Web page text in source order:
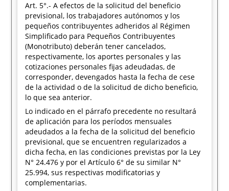
Art. 5°.- A efectos de la solicitud del beneficio
previsional, los trabajadores autónomos y los
pequeños contribuyentes adheridos al Régimen
Simplificado para Pequeños Contribuyentes
(Monotributo) deberán tener cancelados,
respectivamente, los aportes personales y las
cotizaciones personales fijas adeudadas, de
corresponder, devengados hasta la fecha de cese
de la actividad o de la solicitud de dicho beneficio,
lo que sea anterior.
Lo indicado en el párrafo precedente no resultará
de aplicación para los períodos mensuales
adeudados a la fecha de la solicitud del beneficio
previsional, que se encuentren regularizados a
dicha fecha, en las condiciones previstas por la Ley
N° 24.476 y por el Artículo 6° de su similar N°
25.994, sus respectivas modificatorias y
complementarias.